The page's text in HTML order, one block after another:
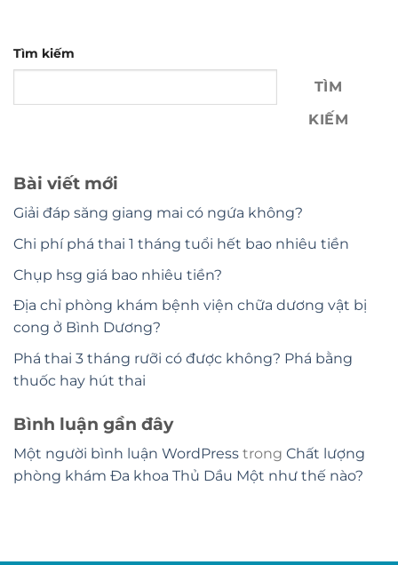
Tìm kiếm
TÌM
KIẾM
Bài viết mới
Giải đáp săng giang mai có ngứa không?
Chi phí phá thai 1 tháng tuổi hết bao nhiêu tiền
Chụp hsg giá bao nhiêu tiền?
Địa chỉ phòng khám bệnh viện chữa dương vật bị
cong ở Bình Dương?
Phá thai 3 tháng rưỡi có được không? Phá bằng
thuốc hay hút thai
Bình luận gần đây
Một người bình luận WordPress trong Chất lượng
phòng khám Đa khoa Thủ Dầu Một như thế nào?